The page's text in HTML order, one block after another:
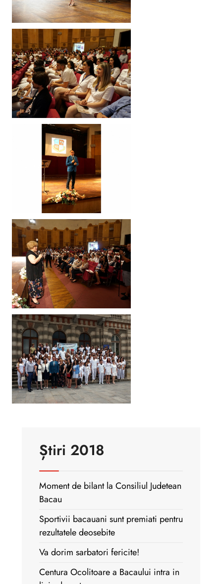
Știri 2018
Moment de bilant la Consiliul Judetean
Bacau
Sportivii bacauani sunt premiati pentru
rezultatele deosebite
Va dorim sarbatori fericite!
Centura Ocolitoare a Bacaului intra in